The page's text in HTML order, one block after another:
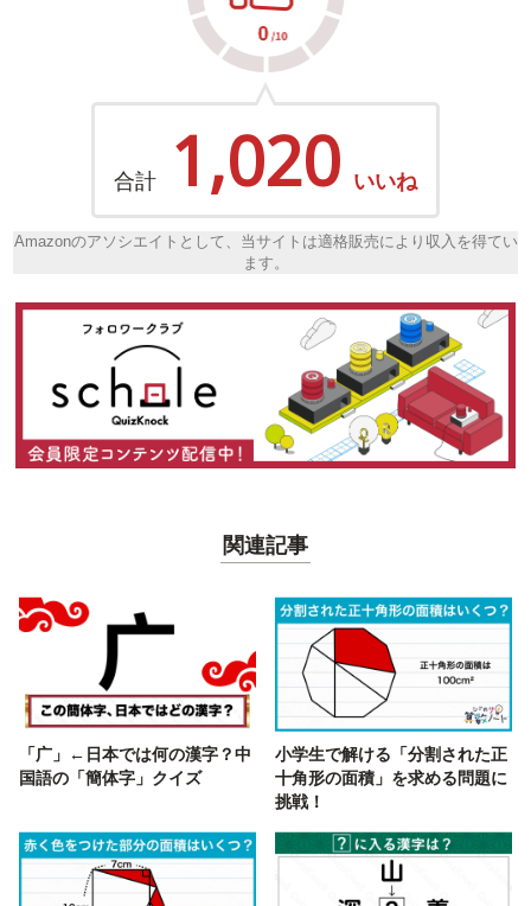
合計 1,020 いいね
Amazonのアソシエイトとして、当サイトは適格販売により収入を得てい
ます。
関連記事
「广」←日本では何の漢字？中
国語の「簡体字」クイズ
小学生で解ける「分割された正
十角形の面積」を求める問題に
挑戦！